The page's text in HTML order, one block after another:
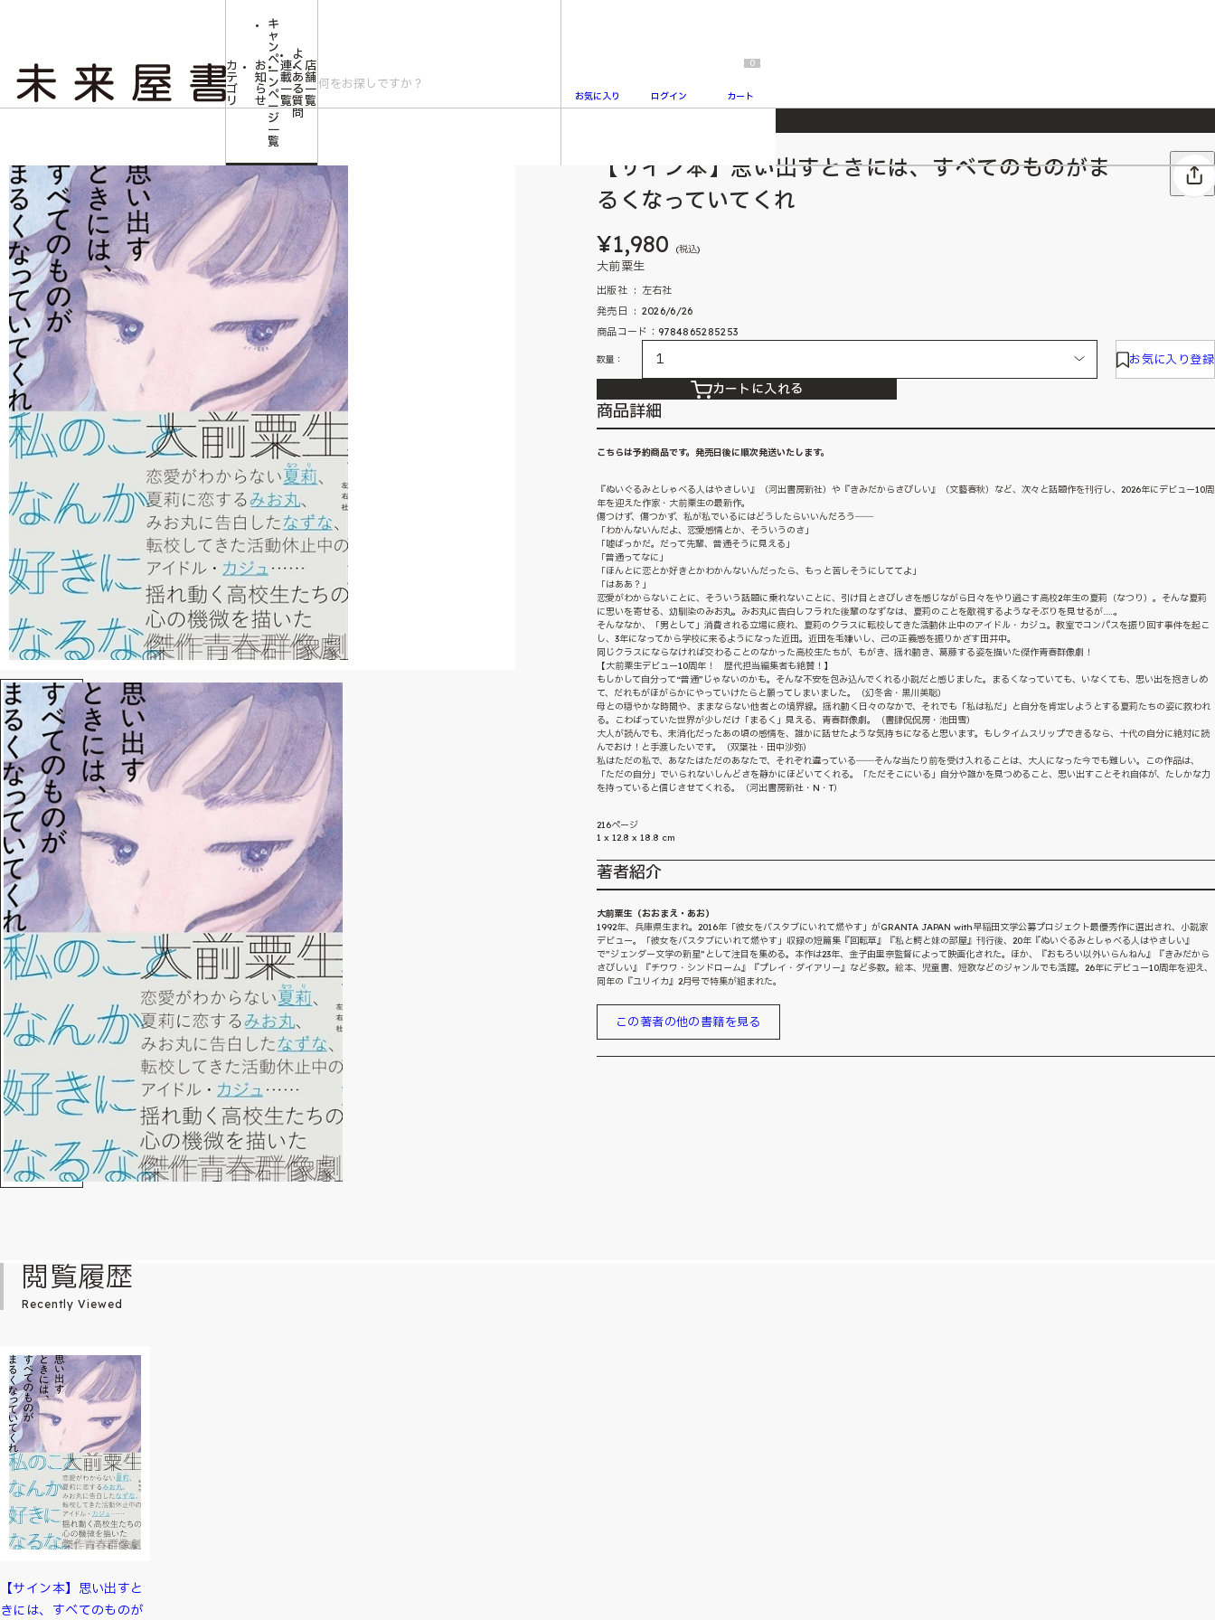
2026/7/23 『ONE PIECE magazine 021 ONE PIECEカード付き同梱版』発売延期のご案内
カ
テ
ゴ
リ
お
知
ら
せ
キ
ャ
ン
ペ
ー
ン
ペ
ー
ジ
一
覧
連
載
一
覧
よ
く
あ
る
質
問
店
舗
一
覧
お気に入り ログイン
0
カート
【サイン本】思い出すときには、すべてのものがまるくなっていてくれ
【サイン本】思い出すときには、すべてのものがま
るくなっていてくれ
¥1,980 (税込)
大前粟生
出版社 ‏ : ‎ 左右社
発売日 ‏ : ‎ 2026/6/26
商品コード：9784865285253
数量： お気に入り登録
カートに入れる
商品詳細
こちらは予約商品です。発売日後に順次発送いたします。
『ぬいぐるみとしゃべる人はやさしい』（河出書房新社）や『きみだからさびしい』（文藝春秋）など、次々と話題作を刊行し、2026年にデビュー10周
年を迎えた作家・大前粟生の最新作。
傷つけず、傷つかず、私が私でいるにはどうしたらいいんだろう――
「わかんないんだよ、恋愛感情とか、そういうのさ」
「嘘ばっかだ。だって先輩、普通そうに見える」
「普通ってなに」
「ほんとに恋とか好きとかわかんないんだったら、もっと苦しそうにしててよ」
「はああ？」
恋愛がわからないことに、そういう話題に乗れないことに、引け目とさびしさを感じながら日々をやり過ごす高校2年生の夏莉（なつり）。そんな夏莉
に思いを寄せる、幼馴染のみお丸。みお丸に告白しフラれた後輩のなずなは、夏莉のことを敵視するようなそぶりを見せるが……。
そんななか、「男として」消費される立場に疲れ、夏莉のクラスに転校してきた活動休止中のアイドル・カジュ。教室でコンパスを振り回す事件を起こ
し、3年になってから学校に来るようになった近田。近田を毛嫌いし、己の正義感を振りかざす田井中。
同じクラスにならなければ交わることのなかった高校生たちが、もがき、揺れ動き、葛藤する姿を描いた傑作青春群像劇！
【大前粟生デビュー10周年！ 歴代担当編集者も絶賛！】
もしかして自分って“普通”じゃないのかも。そんな不安を包み込んでくれる小説だと感じました。まるくなっていても、いなくても、思い出を抱きしめ
て、だれもがほがらかにやっていけたらと願ってしまいました。（幻冬舎・黒川美聡）
母との穏やかな時間や、ままならない他者との境界線。揺れ動く日々のなかで、それでも「私は私だ」と自分を肯定しようとする夏莉たちの姿に救われ
る。こわばっていた世界が少しだけ「まるく」見える、青春群像劇。（書肆侃侃房・池田雪）
大人が読んでも、未消化だったあの頃の感情を、誰かに話せたような気持ちになると思います。もしタイムスリップできるなら、十代の自分に絶対に読
んでおけ！と手渡したいです。（双葉社・田中沙弥）
私はただの私で、あなたはただのあなたで、それぞれ違っている――そんな当たり前を受け入れることは、大人になった今でも難しい。この作品は、
「ただの自分」でいられないしんどさを静かにほどいてくれる。「ただそこにいる」自分や誰かを見つめること、思い出すことそれ自体が、たしかな力
を持っていると信じさせてくれる。（河出書房新社・N・T）
216ページ
1 x 12.8 x 18.8 cm
著者紹介
大前粟生（おおまえ・あお）
1992年、兵庫県生まれ。2016年「彼女をバスタブにいれて燃やす」がGRANTA JAPAN with早稲田文学公募プロジェクト最優秀作に選出され、小説家
デビュー。「彼女をバスタブにいれて燃やす」収録の短篇集『回転草』『私と鰐と妹の部屋』刊行後、20年『ぬいぐるみとしゃべる人はやさしい』
で”ジェンダー文学の新星”として注目を集める。本作は23年、金子由里奈監督によって映画化された。ほか、『おもろい以外いらんねん』『きみだから
さびしい』『チワワ・シンドローム』『プレイ・ダイアリー』など多数。絵本、児童書、短歌などのジャンルでも活躍。26年にデビュー10周年を迎え、
同年の『ユリイカ』2月号で特集が組まれた。
この著者の他の書籍を見る
閲覧履歴
Recently Viewed
【サイン本】思い出すと
きには、すべてのものが